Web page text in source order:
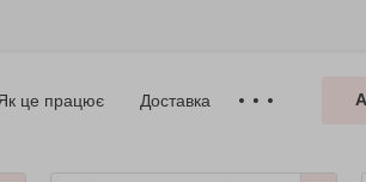
це працює Доставка